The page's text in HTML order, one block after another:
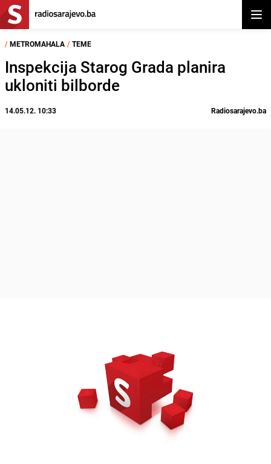
/ METROMAHALA / TEME
Inspekcija Starog Grada planira
ukloniti bilborde
14.05.12. 10:33 Radiosarajevo.ba